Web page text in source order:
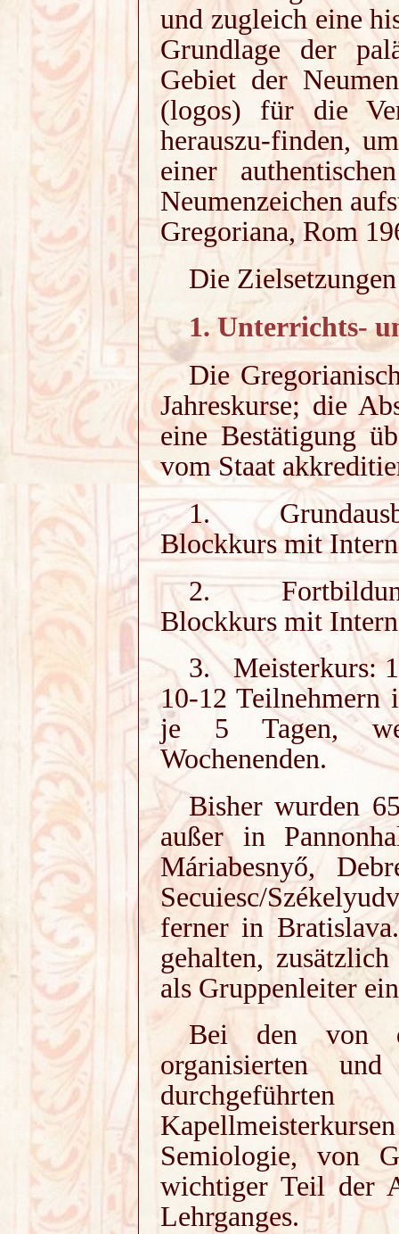
und zugleich eine
Grundlage der
Gebiet der
(logos) für die
herauszu-finden,
einer
Neumenzeichen
Gregoriana, Rom
Die
1. Unterrichts-
Die
Jahreskurse; die
eine Bestätigung
vom Staat
1.
Blockkurs mit
2.
Blockkurs mit
3. Meisterkurs:
10-12 Teilnehmern
je 5 Tagen,
Wochenenden.
Bisher wurden
außer in
Máriabesnyő,
Secuiesc/
ferner in
gehalten,
als Gruppenleiter
Bei den von
organisierten
Semiologie, von
wichtiger Teil der
Lehrganges.